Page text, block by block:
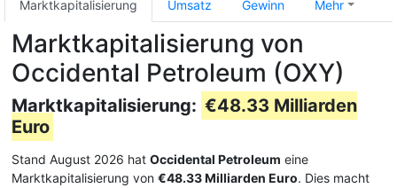
Marktkapitalisierung Umsatz Gewinn Mehr
Marktkapitalisierung von
Occidental Petroleum (OXY)
Marktkapitalisierung: €48.33 Milliarden
Euro
Stand August 2026 hat Occidental Petroleum eine
Marktkapitalisierung von €48.33 Milliarden Euro. Dies macht